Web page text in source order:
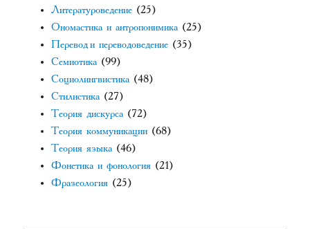
Литературоведение (25)
Ономастика и антропонимика (25)
Перевод и переводоведение (35)
Семиотика (99)
Социолингвистика (48)
Стилистика (27)
Теория дискурса (72)
Теория коммуникации (68)
Теория языка (46)
Фонетика и фонология (21)
Фразеология (25)